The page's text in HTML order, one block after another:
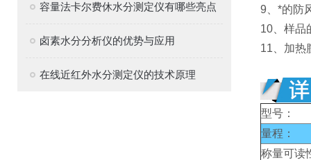
容量法卡尔费休水分测定仪有哪些亮点
卤素水分分析仪的优势与应用
在线近红外水分测定仪的技术原理
9、*的防
10、样品
11、加热
型号：
量程：
称量可读